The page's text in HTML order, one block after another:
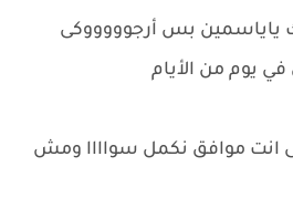
بس أرجوووووكى
يوم من الأيام
انت موافق نكمل سواااا ومش